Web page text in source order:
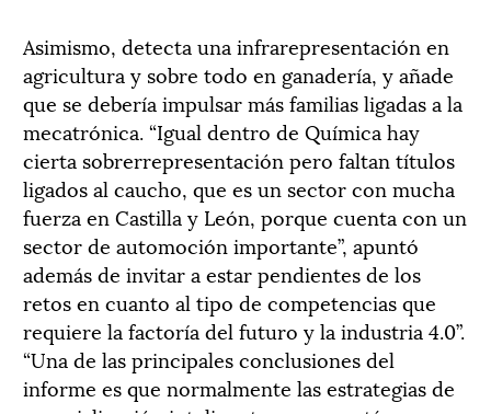
Asimismo, detecta una infrarepresentación en
agricultura y sobre todo en ganadería, y añade
que se debería impulsar más familias ligadas a la
mecatrónica. “Igual dentro de Química hay
cierta sobrerrepresentación pero faltan títulos
ligados al caucho, que es un sector con mucha
fuerza en Castilla y León, porque cuenta con un
sector de automoción importante”, apuntó
además de invitar a estar pendientes de los
retos en cuanto al tipo de competencias que
requiere la factoría del futuro y la industria 4.0”.
“Una de las principales conclusiones del
informe es que normalmente las estrategias de